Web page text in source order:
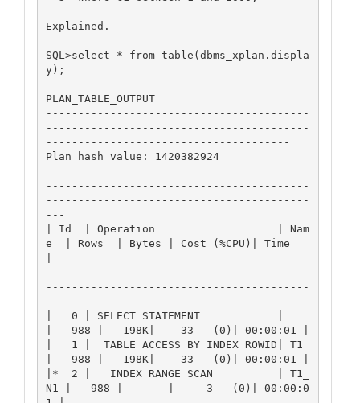
Explained.
SQL>select * from table(dbms_xplan.displa
y);
PLAN_TABLE_OUTPUT
-----------------------------------------
-----------------------------------------
--------------------------------------
Plan hash value: 1420382924
-----------------------------------------
-----------------------------------------
---
| Id  | Operation                   | Nam
e  | Rows  | Bytes | Cost (%CPU)| Time
-----------------------------------------
-----------------------------------------
---
|   0 | SELECT STATEMENT            |
|   988 |   198K|    33   (0)| 00:00:01 |
|   1 |  TABLE ACCESS BY INDEX ROWID| T1
|   988 |   198K|    33   (0)| 00:00:01 |
|*  2 |   INDEX RANGE SCAN          | T1_
N1 |   988 |       |     3   (0)| 00:00:0